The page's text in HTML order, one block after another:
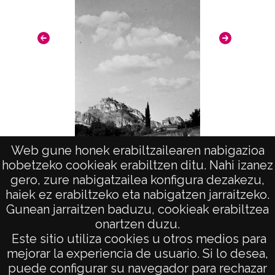
Web gune honek erabiltzailearen nabigazioa
hobetzeko cookieak erabiltzen ditu. Nahi izanez
gero, zure nabigatzailea konfigura dezakezu,
haiek ez erabiltzeko eta nabigatzen jarraitzeko.
Gunean jarraitzen baduzu, cookieak erabiltzea
onartzen duzu.
Este sitio utiliza cookies u otros medios para
mejorar la experiencia de usuario. Si lo desea,
puede configurar su navegador para rechazar
1940, enero, 1 a 1960, diciembre, 31 -
Aproximada;
Ollávarre / Olabarri
Notas
Nº de identificación: 23474 Duplicado del
positivo: 16126;
Licencia de las imágenes
CC BY-NC-SA 4.0
Vista (ESTELLA)
AVISO LEGAL
POLÍTICA DE PRIVACIDAD
ACCESIBILIDAD